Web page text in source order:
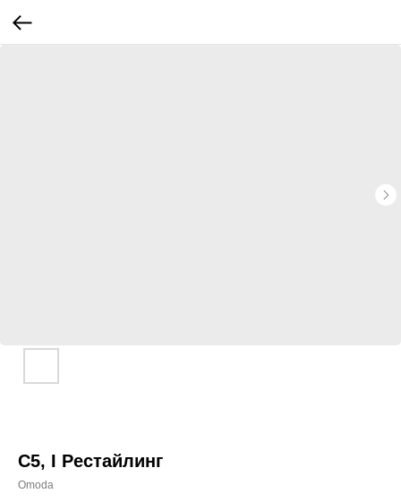
C5, I Рестайлинг
Omoda